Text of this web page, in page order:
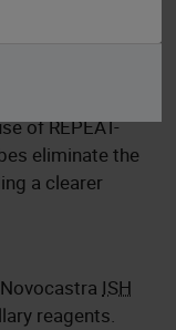
advancements
of REPEAT-
eliminate the
a clearer
ISH
reagents.